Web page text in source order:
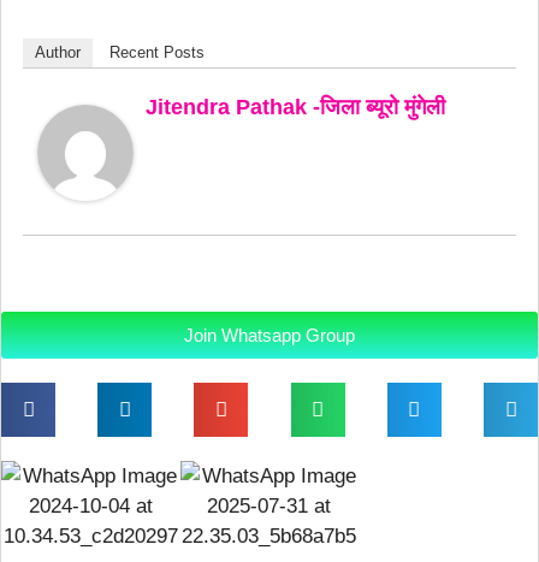
Author Recent Posts
Jitendra Pathak -जिला ब्यूरो मुंगेली
Join Whatsapp Group